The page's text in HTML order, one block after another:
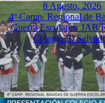
8 Agosto, 2026
4º Camp. Regional de
Guerra Escolares: JAB
Colegio El